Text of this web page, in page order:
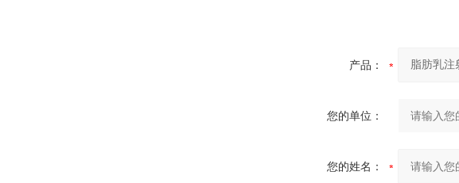
产品：
您的单位：
您的姓名：